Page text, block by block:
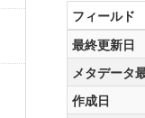
フィールド
最終更新日
メタデータ
作成日